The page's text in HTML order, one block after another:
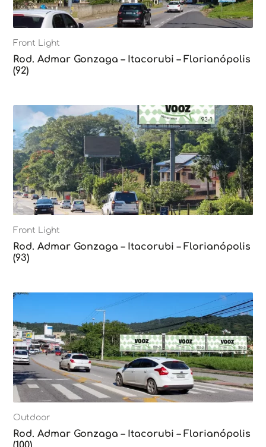
Front Light
Rod. Admar Gonzaga – Itacorubi – Florianópolis
(92)
Front Light
Rod. Admar Gonzaga – Itacorubi – Florianópolis
(93)
Outdoor
Rod. Admar Gonzaga – Itacorubi – Florianópolis